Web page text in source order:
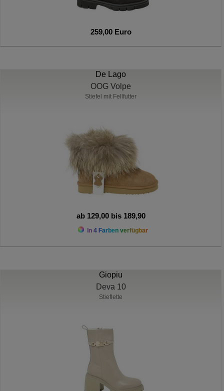
259,00 Euro
De Lago
OOG Volpe
Stiefel mit Fellfutter
ab 129,00 bis 189,90
In 4 Farben verfügbar
Giopiu
Deva 10
Stieflette